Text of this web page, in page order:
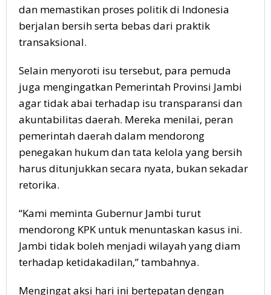
dan memastikan proses politik di Indonesia
berjalan bersih serta bebas dari praktik
transaksional.
Selain menyoroti isu tersebut, para pemuda
juga mengingatkan Pemerintah Provinsi Jambi
agar tidak abai terhadap isu transparansi dan
akuntabilitas daerah. Mereka menilai, peran
pemerintah daerah dalam mendorong
penegakan hukum dan tata kelola yang bersih
harus ditunjukkan secara nyata, bukan sekadar
retorika.
“Kami meminta Gubernur Jambi turut
mendorong KPK untuk menuntaskan kasus ini.
Jambi tidak boleh menjadi wilayah yang diam
terhadap ketidakadilan,” tambahnya.
Mengingat aksi hari ini bertepatan dengan